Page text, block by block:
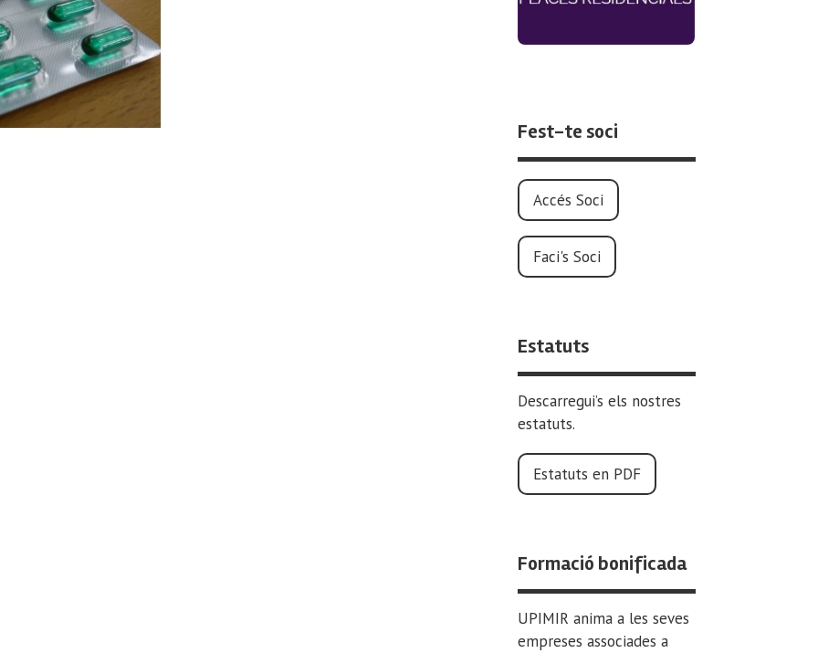
Fest-te soci
Accés Soci
Faci's Soci
Estatuts
Descarregui’s els nostres
estatuts.
Estatuts en PDF
Formació bonificada
UPIMIR anima a les seves
empreses associades a